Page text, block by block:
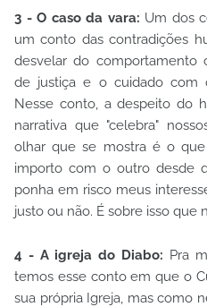
3 - O caso da vara: Um dos
um conto das contradições
desvelar do comportamento
de justiça e o cuidado com
Nesse conto, a despeito do
narrativa que "celebra"
olhar que se mostra é o
importo com o outro desde
ponha em risco meus
justo ou não. É sobre isso que
4 - A igreja do Diabo: Pra
temos esse conto em que o
sua própria Igreja, mas como